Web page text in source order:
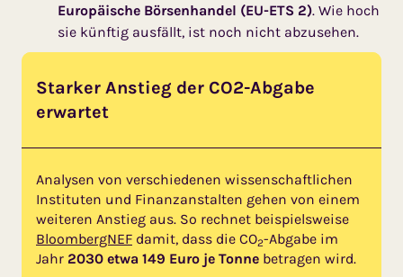
Europäische Börsenhandel (EU-ETS 2). Wie hoch
sie künftig ausfällt, ist noch nicht abzusehen.
Starker Anstieg der CO2-Abgabe
erwartet
Analysen von verschiedenen wissenschaftlichen
Instituten und Finanzanstalten gehen von einem
weiteren Anstieg aus. So rechnet beispielsweise
BloombergNEF damit, dass die CO2-Abgabe im
Jahr 2030 etwa 149 Euro je Tonne betragen wird.